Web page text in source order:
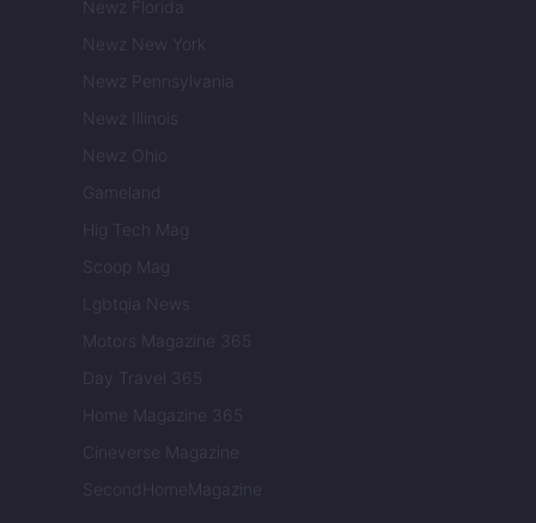
Newz Florida
Newz New York
Newz Pennsylvania
Newz Illinois
Newz Ohio
Gameland
Hig Tech Mag
Scoop Mag
Lgbtqia News
Motors Magazine 365
Day Travel 365
Home Magazine 365
Cineverse Magazine
SecondHomeMagazine